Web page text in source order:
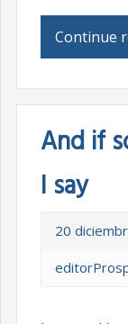
Continue
And if
I say
20